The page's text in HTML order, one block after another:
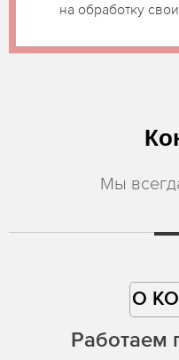
на обработку
Мы
О
Работаем